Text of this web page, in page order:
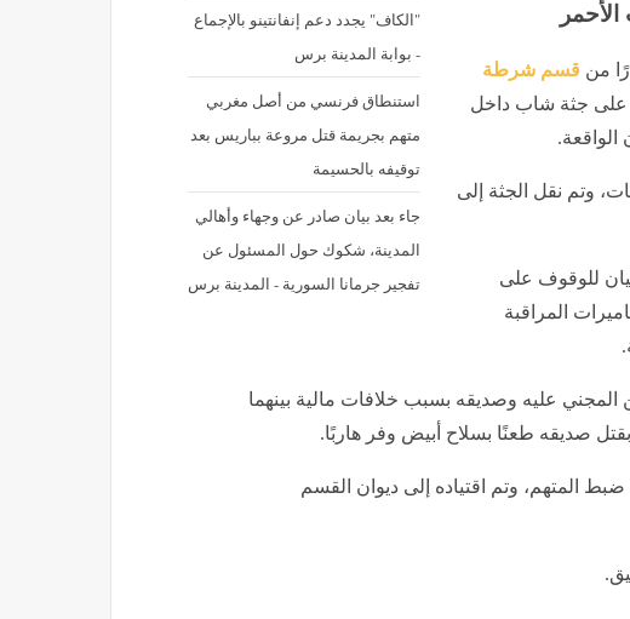
"الكاف" يجدد دعم إنفانتينو بالإجماع
- بوابة المدينة برس
استنطاق فرنسي من أصل مغربي
متهم بجريمة قتل مروعة بباريس بعد
توقيفه بالحسيمة
جاء بعد بيان صادر عن وجهاء وأهالي
المدينة، شكوك حول المسئول عن
تفجير جرمانا السورية - المدينة برس
من قسم شرطة
على جثة شاب داخل
وتم نقل الجثة إلى
للوقوف على
المراقبة
عليه وصديقه بسبب خلافات مالية بينهما
صديقه طعنًا بسلاح أبيض وفر هاربًا.
المتهم، وتم اقتياده إلى ديوان القسم